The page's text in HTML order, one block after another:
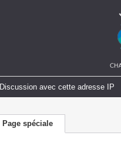
Discussion avec cette adresse IP
Page spéciale